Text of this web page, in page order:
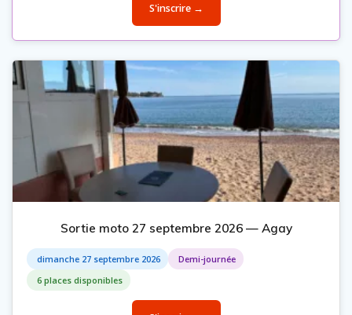
S'inscrire →
Sortie moto 27 septembre 2026 — Agay
dimanche 27 septembre 2026
Demi-journée
6 places disponibles